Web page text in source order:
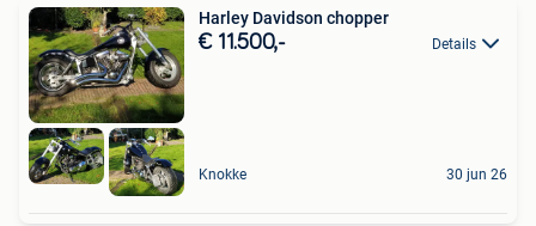
Harley Davidson chopper
€ 11.500,- Details
Knokke 30 jun 26